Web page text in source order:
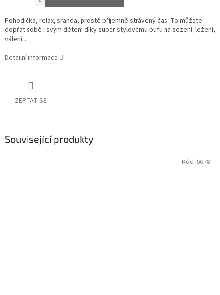
Pohodička, relax, sranda, prostě příjemně strávený čas. To můžete
dopřát sobě i svým dětem díky super stylovému pufu na sezení, ležení,
válení…
Detailní informace
ZEPTAT SE
Související produkty
Kód: 6678